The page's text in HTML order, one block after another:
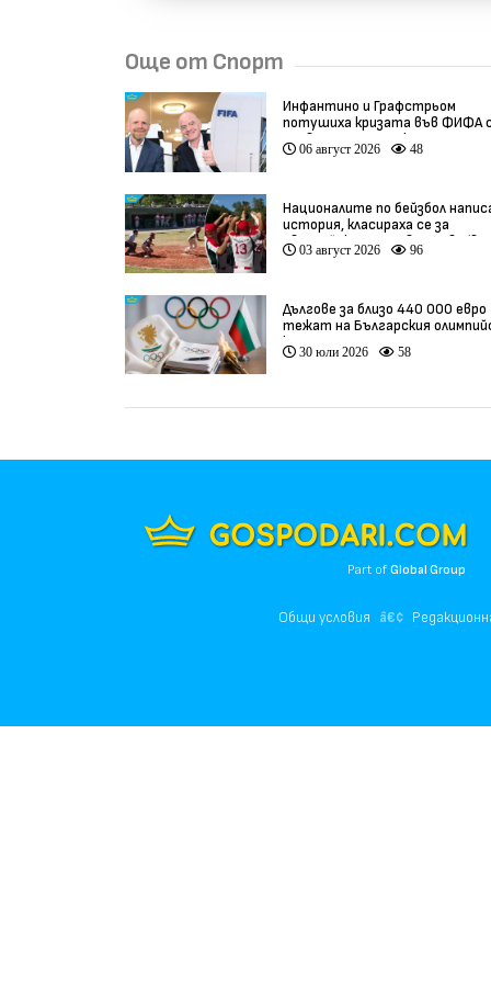
Още от Спорт
Инфантино и Графстрьом
потушиха кризата във ФИФА
провалената сделка
06 август 2026 48
Националите по бейзбол
история, класираха се за
Европейското първенство
03 август 2026 96
Дългове за близо 440 000 евро
тежат на Българския
комитет
30 юли 2026 58
Part ofGlobal Group
Общи условия